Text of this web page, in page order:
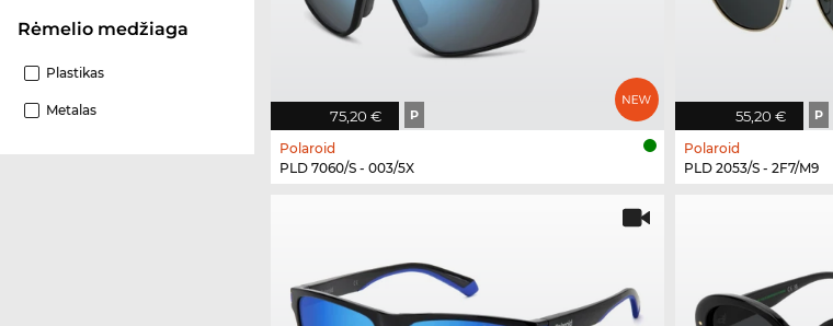
Rėmelio medžiaga
Plastikas
Metalas 75,20 € P
Polaroid
PLD 7060/S - 003/5X
55,20 € P
Polaroid
PLD 2053/S - 2F7/M9